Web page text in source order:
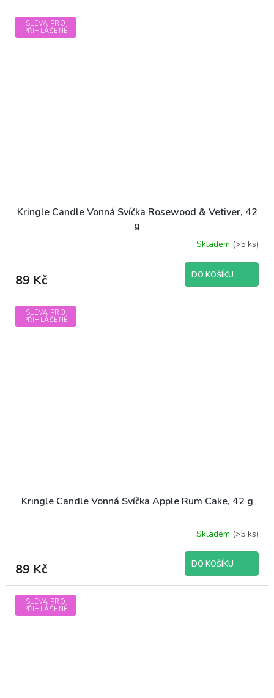
SLEVA PRO
PŘIHLÁŠENÉ
Kringle Candle Vonná Svíčka Rosewood & Vetiver, 42
g
Skladem (>5 ks)
89 Kč DO KOŠÍKU
SLEVA PRO
PŘIHLÁŠENÉ
Kringle Candle Vonná Svíčka Apple Rum Cake, 42 g
Skladem (>5 ks)
89 Kč DO KOŠÍKU
SLEVA PRO
PŘIHLÁŠENÉ